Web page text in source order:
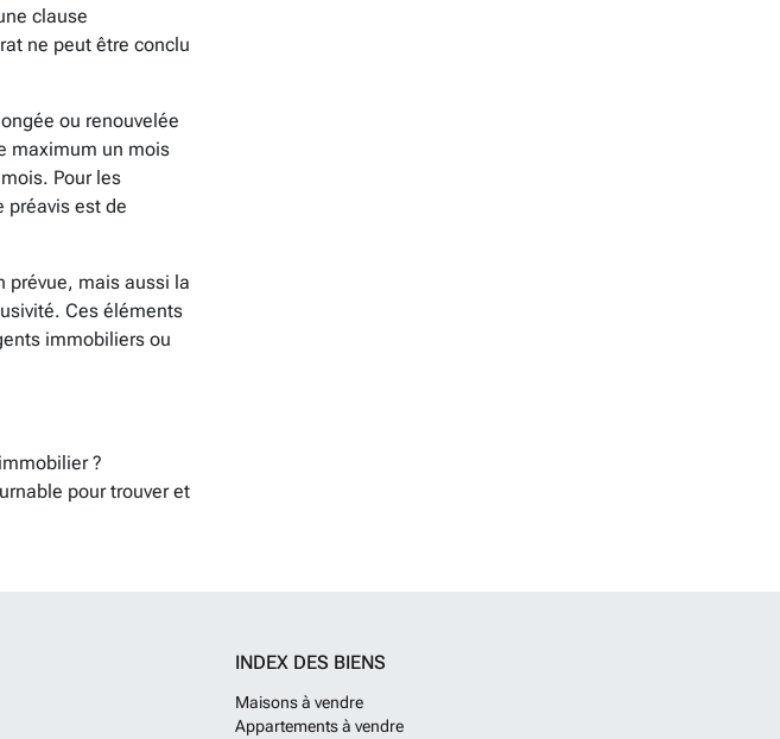
clause
ne peut être conclu
ou renouvelée
maximum un mois
Pour les
préavis est de
prévue, mais aussi la
Ces éléments
immobiliers ou
?
pour trouver et
INDEX DES BIENS
Maisons à vendre
Appartements à vendre